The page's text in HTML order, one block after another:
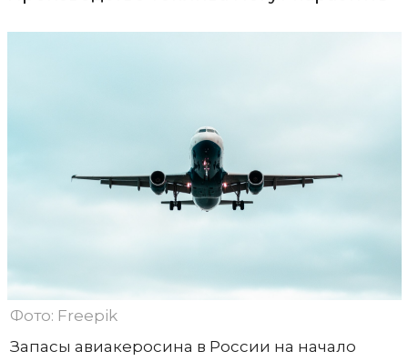
Фото: Freepik
Запасы авиакеросина в России на начало